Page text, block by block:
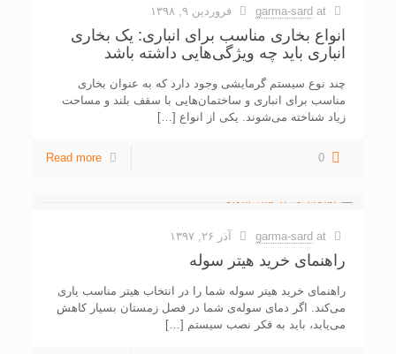
garma-sard at فروردین ۹, ۱۳۹۸
انواع بخاری مناسب برای انباری: یک بخاری
انباری باید چه ویژگی‌هایی داشته باشد
چند نوع سیستم‌ گرمایشی وجود دارد که به عنوان بخاری
مناسب برای انباری و ساختمان‌هایی با سقف بلند و مساحت
زیاد شناخته می‌شوند. یکی از انواع […]
0
Read more
garma-sard at آذر ۲۶, ۱۳۹۷
راهنمای خرید هیتر سوله
راهنمای خرید هیتر سوله شما را در انتخاب هیتر مناسب یاری
می‌کند. اگر دمای سوله‌ی شما در فصل زمستان بسیار کاهش
می‌یابد، باید به فکر نصب سیستم […]